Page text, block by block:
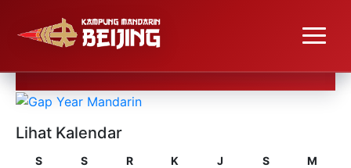
Lihat Kalendar
S S R K J S M